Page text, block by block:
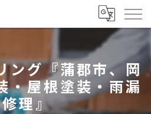
ング『蒲郡市、岡
屋根塗装・雨漏
理』